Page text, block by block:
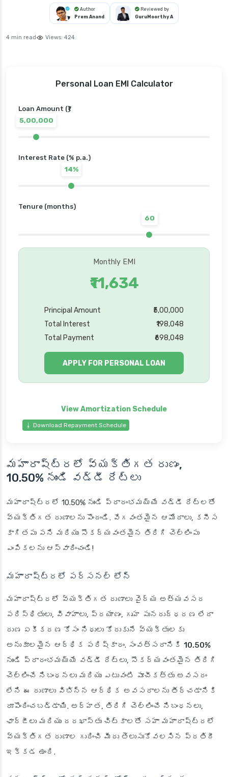
Author
Prem Anand
Reviewed by
GuruMoorthy A
4 min read Views: 424
Personal Loan EMI Calculator
Loan Amount (₹)
5,00,000
Interest Rate (% p.a.)
14%
Tenure (months)
60
Monthly EMI
₹11,634
Principal Amount
₹5,00,000
Total Interest
₹198,048
Total Payment
₹698,048
APPLY FOR PERSONAL LOAN
⭳ Download Repayment Schedule
మహారాష్ట్రలో వ్యక్తిగత రుణం,
10.50% నుండి వడ్డీ రేట్లు
మహారాష్ట్రలో 10.50% నుండి ప్రారంభమయ్యే వడ్డీ రేట్లతో
వ్యక్తిగత రుణాలను పొందండి. వేగవంతమైన ఆమోదాలు, కనీస
కాగితపు పని మరియు సౌకర్యవంతమైన తిరిగి చెల్లింపు
ఎంపికలను ఆస్వాదించండి!
మహారాష్ట్రలో పర్సనల్ లోన్
మహారాష్ట్రలో వ్యక్తిగత రుణాలు వైద్య అత్యవసర
పరిస్థితులు, వివాహాలు, ప్రయాణం, గృహ పునరుద్ధరణ లేదా
రుణ ఏకీకరణ కోసం నిధులు కోరుకునే వ్యక్తులకు
అనుకూలమైన ఆర్థిక పరిష్కారం. సంవత్సరానికి 10.50%
నుండి ప్రారంభమయ్యే వడ్డీ రేట్లు, సౌకర్యవంతమైన తిరిగి
చెల్లించే నిబంధనలు మరియు ఎటువంటి పూచీకత్తు అవసరం
లేని ఈ రుణాలు విభిన్న ఆర్థిక అవసరాలను తీర్చడానికి
రూపొందించబడ్డాయి. అర్హత, తిరిగి చెల్లించే నిబంధనలు,
ఛార్జీలు మరియు దరఖాస్తు చిట్కాలతో సహా మహారాష్ట్రలో
వ్యక్తిగత రుణాల గురించి మీరు తెలుసుకోవలసిన ప్రతిదీ
ఇక్కడ ఉంది.